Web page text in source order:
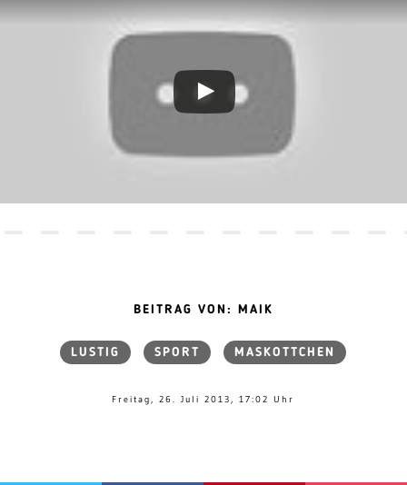
BEITRAG VON: MAIK
LUSTIG SPORT MASKOTTCHEN
Freitag, 26. Juli 2013, 17:02 Uhr